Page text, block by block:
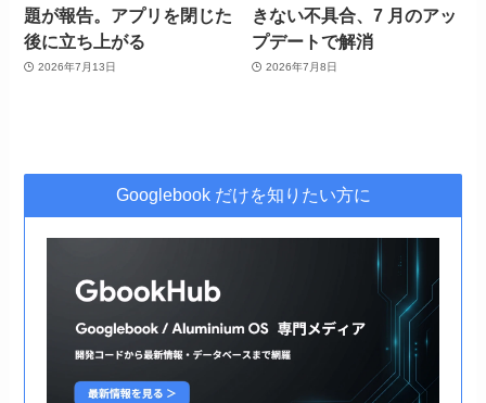
題が報告。アプリを閉じた
後に立ち上がる
2026年7月13日
きない不具合、7 月のアッ
プデートで解消
2026年7月8日
Googlebook だけを知りたい方に